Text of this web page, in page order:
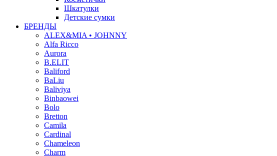
Шкатулки
Детские сумки
БРЕНДЫ
ALEX&MIA • JOHNNY
Alfa Ricco
Aurora
B.ELIT
Baliford
BaLiu
Baliviya
Binbaowei
Bolo
Bretton
Camila
Cardinal
Chameleon
Charm